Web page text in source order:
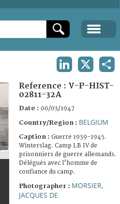
Reference : V-P-HIST-
02811-32A
Date : 06/03/1947
Country/Region : BELGIUM
Caption : Guerre 1939-1945.
Winterslag. Camp LB IV de
prisonniers de guerre allemands.
Délégués avec l'homme de
confiance du camp.
Photographer : MORSIER,
JACQUES DE